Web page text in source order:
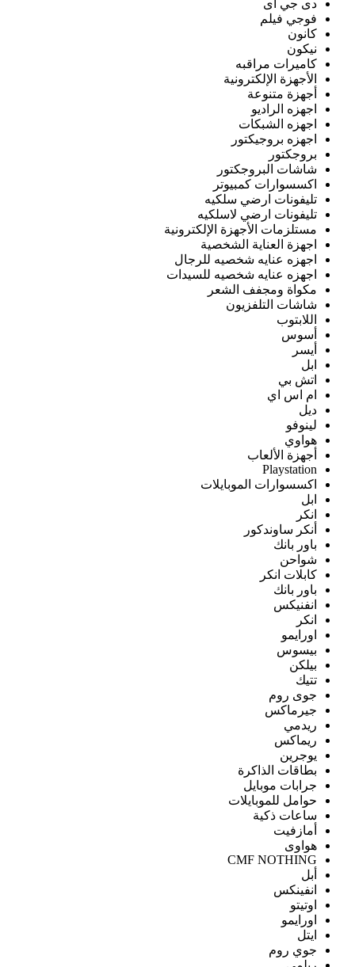
دى جي اى
فوجي فيلم
كانون
نيكون
كاميرات مراقبه
الأجهزة الإلكترونية
أجهزة متنوعة
اجهزه الراديو
اجهزه الشبكات
اجهزه بروجيكتور
بروجكتور
شاشات البروجكتور
اكسسوارات كمبيوتر
تليفونات ارضي سلكيه
تليفونات ارضي لاسلكيه
مستلزمات الأجهزة الإلكترونية
اجهزة العناية الشخصية
اجهزه عنايه شخصيه للرجال
اجهزه عنايه شخصيه للسيدات
مكواة ومجفف الشعر
شاشات التلفزيون
اللابتوب
أسوس
أيسر
ابل
اتش بي
ام اس اي
ديل
لينوفو
هواوي
أجهزة الألعاب
Playstation
اكسسوارات الموبايلات
ابل
انكر
أنكر ساوندكور
باور بانك
شواحن
كابلات انكر
باور بانك
انفنيكس
انكر
اورايمو
بيسوس
بيلكن
تتيك
جوى روم
جيرماكس
ريدمي
ريماكس
يوجرين
بطاقات الذاكرة
جرابات موبايل
حوامل للموبايلات
ساعات ذكية
أمازفيت
هواوى
CMF NOTHING
أبل
انفينكس
اوتيتو
اورايمو
ايتل
جوي روم